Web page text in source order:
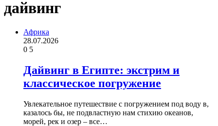
дайвинг
Африка
28.07.2026
0 5
Дайвинг в Египте: экстрим и
классическое погружение
Увлекательное путешествие с погружением под воду в,
казалось бы, не подвластную нам стихию океанов,
морей, рек и озер – все…